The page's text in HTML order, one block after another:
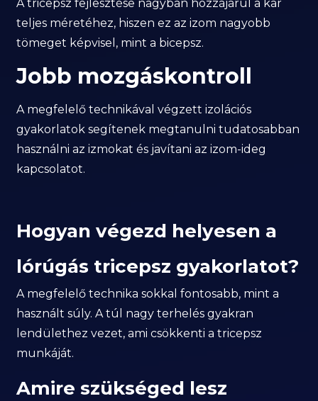
A tricepsz fejlesztése nagyban hozzájárul a kar
teljes méretéhez, hiszen ez az izom nagyobb
tömeget képvisel, mint a bicepsz.
Jobb mozgáskontroll
A megfelelő technikával végzett izolációs
gyakorlatok segítenek megtanulni tudatosabban
használni az izmokat és javítani az izom-ideg
kapcsolatot.
Hogyan végezd helyesen a
lórúgás tricepsz gyakorlatot?
A megfelelő technika sokkal fontosabb, mint a
használt súly. A túl nagy terhelés gyakran
lendülethez vezet, ami csökkenti a tricepsz
munkáját.
Amire szükséged lesz